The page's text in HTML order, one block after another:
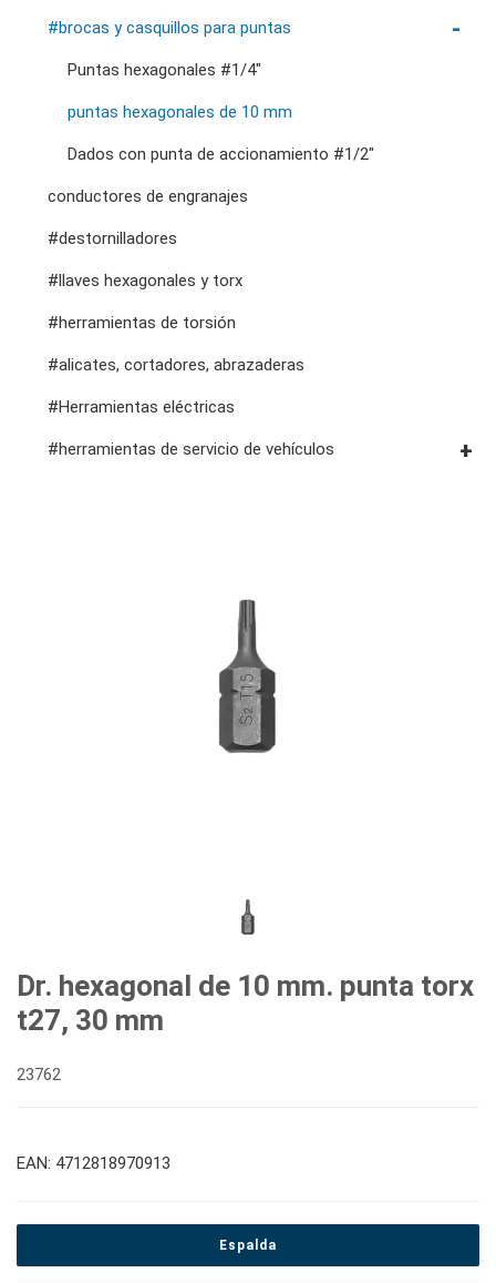
cortadores, abrazaderas, etc.
accesorios de almacenamiento
herramientas de servicio general vde
#llaves de trinquete de doble anillo
#llaves de boca dobles
#llaves especiales
#llaves ajustables y de alicates
#adaptadores de llave inglesa
Dados con unidad #3/8"
Dados de impacto con accionamiento #3/8"
Dados con accionamiento #1/2"
Impacto de accionamiento de 1"
#tomas de bujías
#brocas y casquillos para puntas
Puntas hexagonales #1/4"
puntas hexagonales de 10 mm
Dados con punta de accionamiento #1/2"
conductores de engranajes
#destornilladores
#llaves hexagonales y torx
#herramientas de torsión
#alicates, cortadores, abrazaderas
#Herramientas eléctricas
#herramientas de servicio de vehículos
Dr. hexagonal de 10 mm. punta torx
t27, 30 mm
23762
EAN: 4712818970913
Espalda